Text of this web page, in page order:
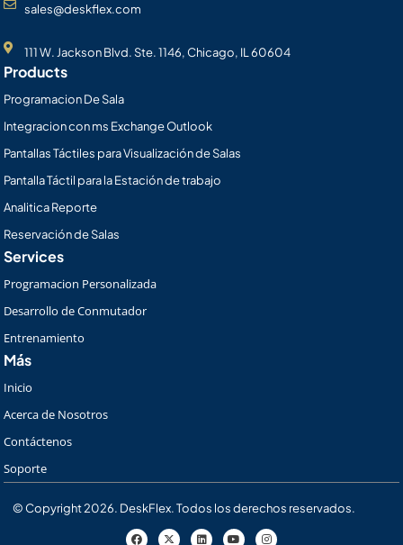
sales@deskflex.com
111 W. Jackson Blvd. Ste. 1146, Chicago, IL 60604
Products
Programacion De Sala
Integracion con ms Exchange Outlook
Pantallas Táctiles para Visualización de Salas
Pantalla Táctil para la Estación de trabajo
Analitica Reporte
Reservación de Salas
Services
Programacion Personalizada
Desarrollo de Conmutador
Entrenamiento
Más
Inicio
Acerca de Nosotros
Contáctenos
Soporte
© Copyright 2026. DeskFlex. Todos los derechos reservados.
F
X
L
Y
I